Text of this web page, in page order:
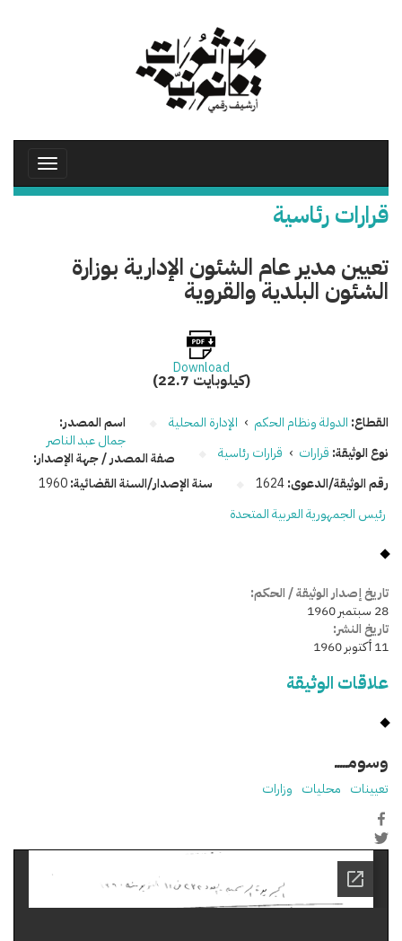
Toggle
قرارات رئاسية
تعيين مدير عام الشئون الإدارية بوزارة
الشئون البلدية والقروية
Download
(22.7 كيلوبايت)
القطاع: الدولة ونظام الحكم › الإدارة المحلية
نوع الوثيقة: قرارات › قرارات رئاسية
رقم الوثيقة/الدعوى:1624 سنة الإصدار/السنة القضائية:1960
اسم المصدر:
جمال عبد الناصر
صفة المصدر / جهة الإصدار:
رئيس الجمهورية العربية المتحدة
تاريخ إصدار الوثيقة / الحكم:
28 سبتمبر 1960
تاريخ النشر:
11 أكتوبر 1960
علاقات الوثيقة
وسومـــــ
تعيينات محليات وزارات